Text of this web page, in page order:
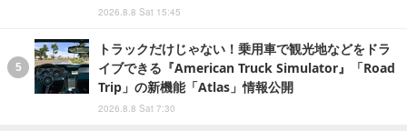
2026.8.8 Sat 15:45
トラックだけじゃない！乗用車で観光地などをドラ
イブできる『American Truck Simulator』「Road
Trip」の新機能「Atlas」情報公開
2026.8.8 Sat 7:30